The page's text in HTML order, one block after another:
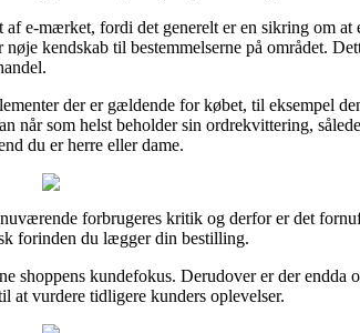
e-mærket, fordi det generelt er en sikring om
kendskab til bestemmelserne på området.
der er gældende for købet, til eksempel
når som helst beholder sin ordrekvittering,
du er herre eller dame.
forbrugeres kritik og derfor er det
forinden du lægger din bestilling.
shoppens kundefokus. Derudover er der endda
at vurdere tidligere kunders oplevelser.